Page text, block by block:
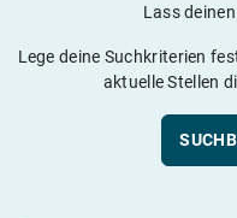
Lass
Lege deine Suchkriterien
aktuelle Stellen